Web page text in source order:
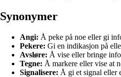
Synonymer
Angi: Å peke på noe eller gi
Pekere: Gi en indikasjon på
Avsløre: Å vise eller bringe
Tegne: Å markere eller vise at
Signalisere: Å gi et signal eller